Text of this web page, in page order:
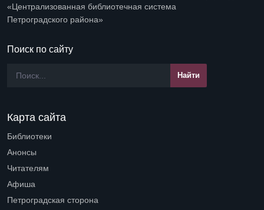
«Централизованная библиотечная система
Петроградского района»
Поиск по сайту
Карта сайта
Библиотеки
Анонсы
Читателям
Афиша
Петроградская сторона